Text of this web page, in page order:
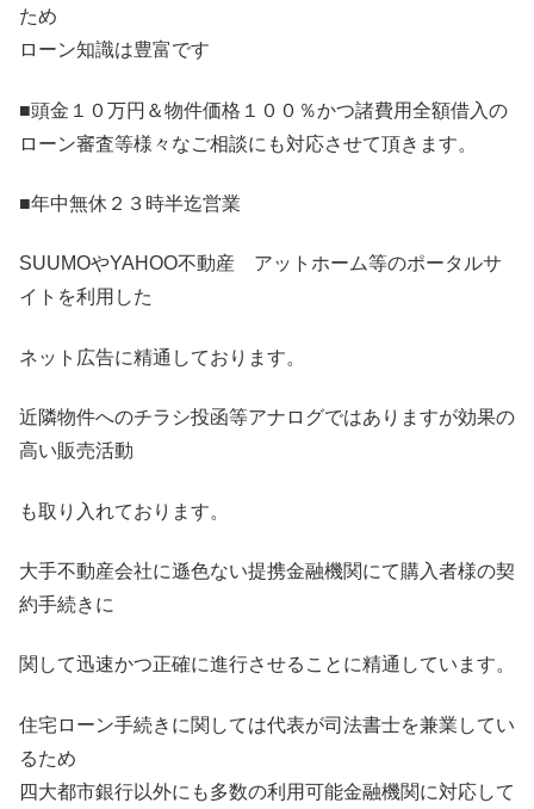
ため
ローン知識は豊富です
■頭金１０万円＆物件価格１００％かつ諸費用全額借入の
ローン審査等様々なご相談にも対応させて頂きます。
■年中無休２３時半迄営業
SUUMOやYAHOO不動産 アットホーム等のポータルサ
イトを利用した
ネット広告に精通しております。
近隣物件へのチラシ投函等アナログではありますが効果の
高い販売活動
も取り入れております。
大手不動産会社に遜色ない提携金融機関にて購入者様の契
約手続きに
関して迅速かつ正確に進行させることに精通しています。
住宅ローン手続きに関しては代表が司法書士を兼業してい
るため
四大都市銀行以外にも多数の利用可能金融機関に対応して